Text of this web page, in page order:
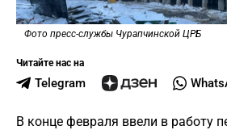
Фото пресс-службы Чурапчинской ЦРБ
Читайте нас на
Telegram
В конце февраля ввели в работу